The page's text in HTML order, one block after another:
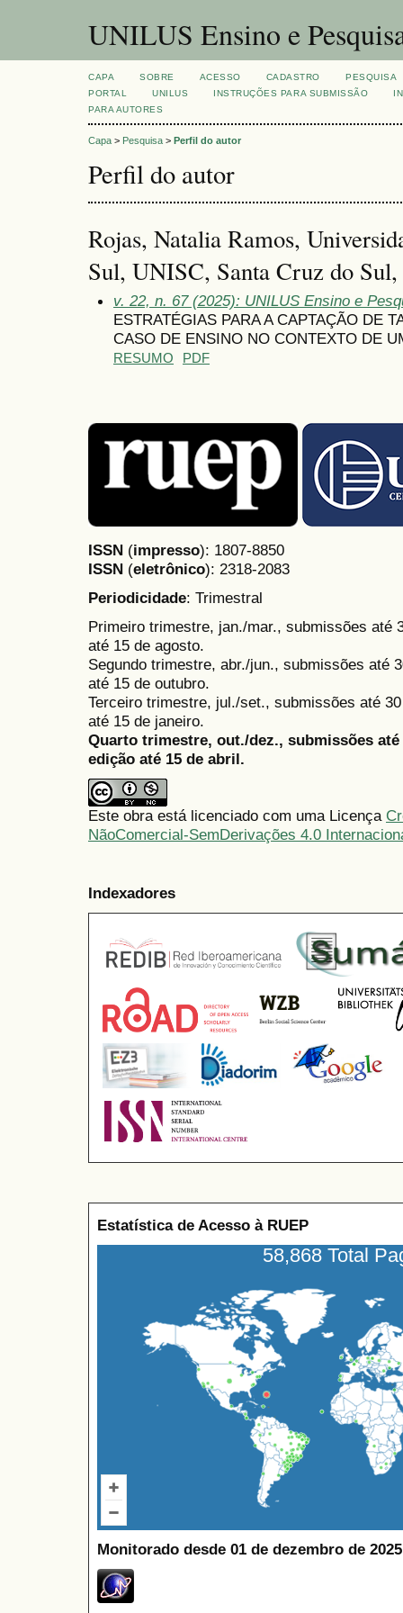
UNILUS Ensino e
CAPA SOBRE ACESSO CADASTRO
PESQUISA
PORTAL
UNILUS INSTRUÇÕES PARA SUBMISSÃO
PARA AUTORES
Capa > Pesquisa > Perfil do autor
Perfil do autor
Rojas, Natalia Ramos,
Sul, UNISC, Santa Cruz do
v. 22, n. 67 (2025): UNILUS Ensino e
ESTRATÉGIAS PARA A CAPTAÇÃO DE
CASO DE ENSINO NO CONTEXTO DE
RESUMO PDF
ISSN (impresso): 1807-8850
ISSN (eletrônico): 2318-2083
Periodicidade: Trimestral
Primeiro trimestre, jan./mar., submissões até
até 15 de agosto.
Segundo trimestre, abr./jun., submissões até
até 15 de outubro.
Terceiro trimestre, jul./set., submissões até
até 15 de janeiro.
Quarto trimestre, out./dez., submissões
edição até 15 de abril.
Este obra está licenciado com uma Licença
NãoComercial-SemDerivações 4.0
Indexadores
Estatística de Acesso à RUEP
58,868 Total
Monitorado desde 01 de dezembro de